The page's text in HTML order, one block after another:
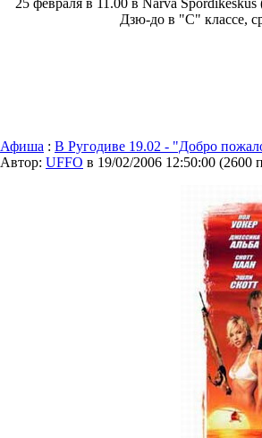
25 февраля в 11.00 в Narva
Дзю-до в "С" классе,
Афиша : В Ругодиве 19.02 - "Добро
Автор: UFFO в 19/02/2006 12:50:00 (2600